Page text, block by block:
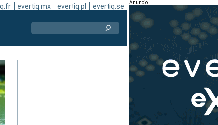
evertiq.mx evertiq.pl evertiq.se Anuncio